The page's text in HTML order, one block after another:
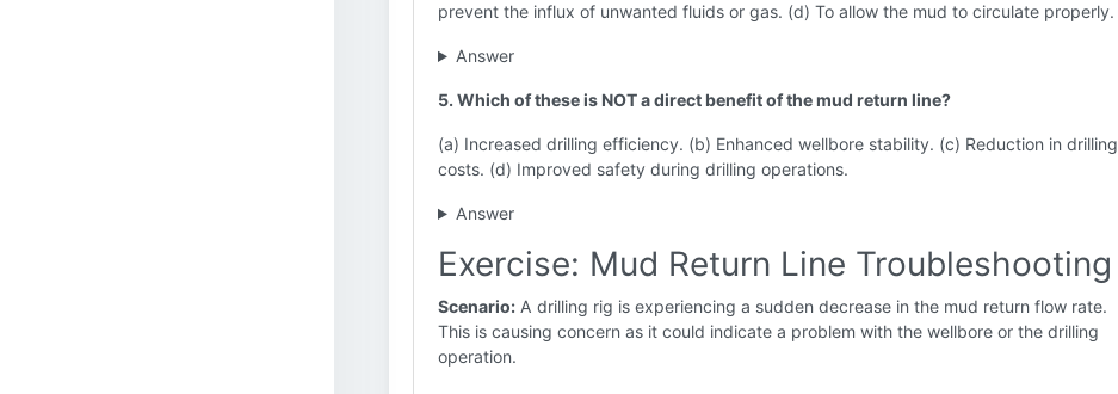
prevent the influx of unwanted fluids or gas. (d) To allow the mud to circulate properly.
Answer
5. Which of these is NOT a direct benefit of the mud return line?
(a) Increased drilling efficiency. (b) Enhanced wellbore stability. (c) Reduction in drilling
costs. (d) Improved safety during drilling operations.
Answer
Exercise: Mud Return Line Troubleshooting
Scenario: A drilling rig is experiencing a sudden decrease in the mud return flow rate.
This is causing concern as it could indicate a problem with the wellbore or the drilling
operation.